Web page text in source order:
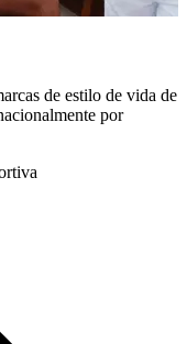
de estilo de vida de
por